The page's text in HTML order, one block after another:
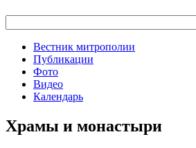
Вестник митрополии
Публикации
Фото
Видео
Календарь
Храмы и монастыри